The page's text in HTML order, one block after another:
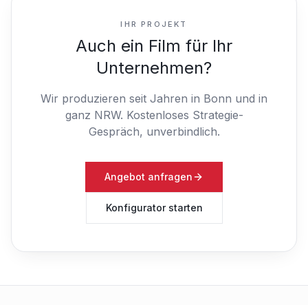
IHR PROJEKT
Auch ein Film für Ihr
Unternehmen?
Wir produzieren seit Jahren in Bonn und in
ganz NRW. Kostenloses Strategie-
Gespräch, unverbindlich.
Angebot anfragen
Konfigurator starten